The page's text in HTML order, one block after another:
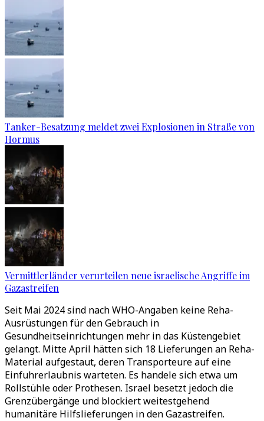
Tanker-Besatzung meldet zwei Explosionen in Straße von
Hormus
Vermittlerländer verurteilen neue israelische Angriffe im
Gazastreifen
Seit Mai 2024 sind nach WHO-Angaben keine Reha-
Ausrüstungen für den Gebrauch in
Gesundheitseinrichtungen mehr in das Küstengebiet
gelangt. Mitte April hätten sich 18 Lieferungen an Reha-
Material aufgestaut, deren Transporteure auf eine
Einfuhrerlaubnis warteten. Es handele sich etwa um
Rollstühle oder Prothesen. Israel besetzt jedoch die
Grenzübergänge und blockiert weitestgehend
humanitäre Hilfslieferungen in den Gazastreifen.